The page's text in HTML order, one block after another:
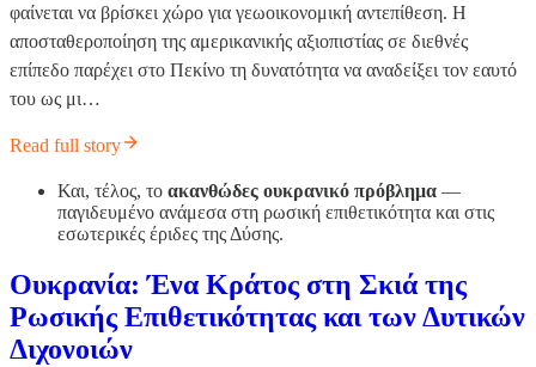
φαίνεται να βρίσκει χώρο για γεωοικονομική αντεπίθεση. Η
αποσταθεροποίηση της αμερικανικής αξιοπιστίας σε διεθνές
επίπεδο παρέχει στο Πεκίνο τη δυνατότητα να αναδείξει τον εαυτό
του ως μι…
Read full story
Και, τέλος, το ακανθώδες ουκρανικό πρόβλημα —
παγιδευμένο ανάμεσα στη ρωσική επιθετικότητα και στις
εσωτερικές έριδες της Δύσης.
Ουκρανία: Ένα Κράτος στη Σκιά της
Ρωσικής Επιθετικότητας και των Δυτικών
Διχονοιών